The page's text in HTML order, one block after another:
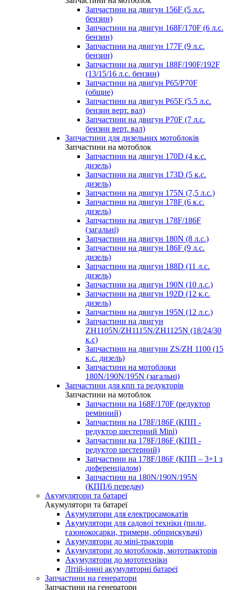
Запчастини на двигун 156F (5 л.с.
бензин)
Запчастини на двигун 168F/170F (6 л.с.
бензин)
Запчастини на двигун 177F (9 л.с.
бензин)
Запчастини на двигун 188F/190F/192F
(13/15/16 л.с. бензин)
Запчастини на двигун P65/P70F
(общие)
Запчастини на двигун P65F (5.5 л.с.
бензин верт. вал)
Запчастини на двигун P70F (7 л.с.
бензин верт. вал)
Запчастини для дизельних мотоблоків
Запчастини на мотоблок
Запчастини на двигун 170D (4 к.с.
дизель)
Запчастини на двигун 173D (5 к.с.
дизель)
Запчастини на двигун 175N (7,5 л.с.)
Запчастини на двигун 178F (6 к.с.
дизель)
Запчастини на двигун 178F/186F
(загальні)
Запчастини на двигун 180N (8 л.с.)
Запчастини на двигун 186F (9 л.с.
дизель)
Запчастини на двигун 188D (11 л.с.
дизель)
Запчастини на двигун 190N (10 л.с.)
Запчастини на двигун 192D (12 к.с.
дизель)
Запчастини на двигун 195N (12 л.с.)
Запчастини на двигун
ZH1105N/ZH1115N/ZH1125N (18/24/30
к.с)
Запчастини на двигуни ZS/ZH 1100 (15
к.с. дизель)
Запчастини на мотоблоки
180N/190N/195N (загальні)
Запчастини для кпп та редукторів
Запчастини на мотоблок
Запчастини на 168F/170F (редуктор
ремінний)
Запчастини на 178F/186F (КПП -
редуктор шестерний Mini)
Запчастини на 178F/186F (КПП -
редуктор шестерний)
Запчастини на 178F/186F (КПП – 3+1 з
диференціалом)
Запчастини на 180N/190N/195N
(КПП/6 передач)
Акумулятори та батареї
Акумулятори та батареї
Акумулятори для електросамокатів
Акумулятори для садової техніки (пили,
газонокосарки, тримери, обприскувачі)
Акумулятори до міні-тракторів
Акумулятори до мотоблоків, мототракторів
Акумулятори до мототехніки
Літій-іонні акумуляторні батареї
Запчастини на генератори
Запчастини на генератори